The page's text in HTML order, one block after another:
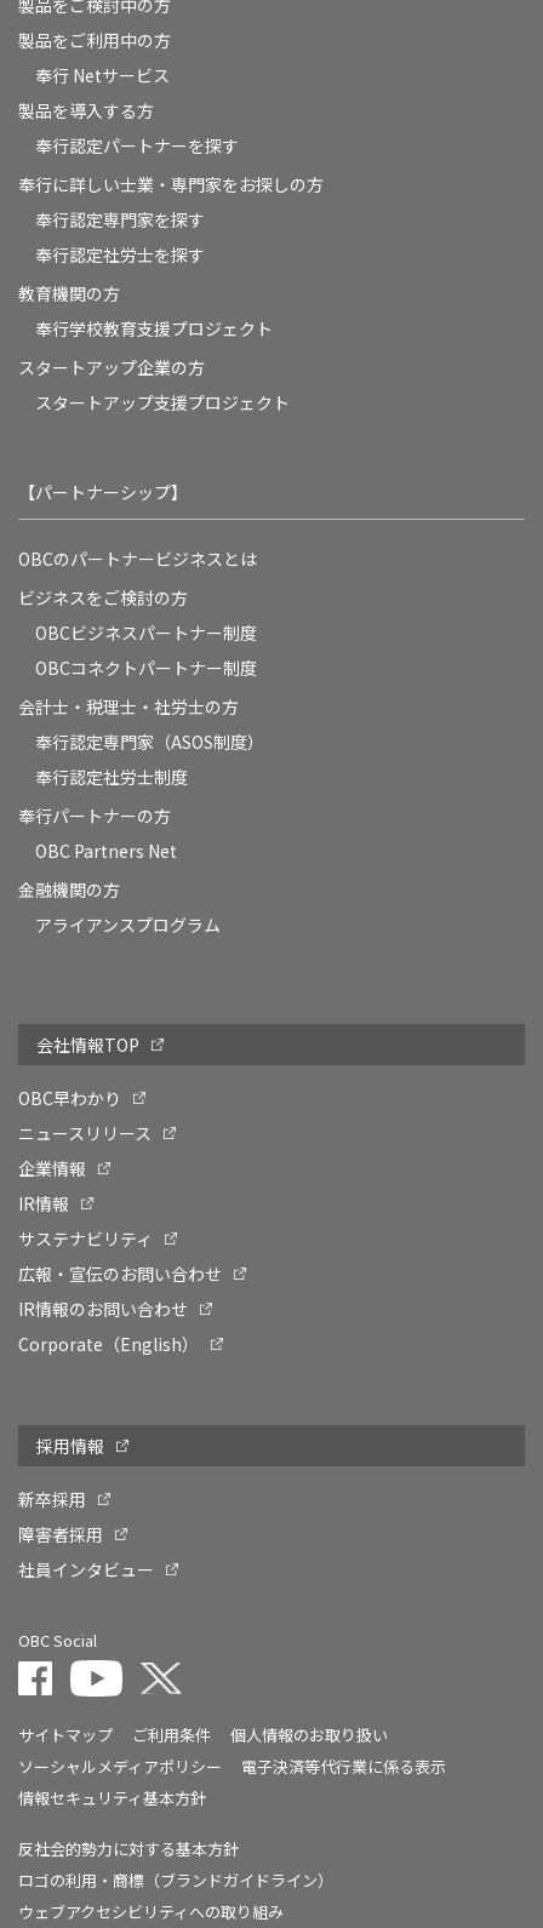
製品をご利用中の方
奉行 Netサービス
製品を導入する方
奉行認定パートナーを探す
奉行に詳しい士業・専門家をお探しの方
奉行認定専門家を探す
奉行認定社労士を探す
教育機関の方
奉⾏学校教育⽀援プロジェクト
スタートアップ企業の方
スタートアップ支援プロジェクト
【パートナーシップ】
OBCのパートナービジネスとは
ビジネスをご検討の方
OBCビジネスパートナー制度
OBCコネクトパートナー制度
会計士・税理士・社労士の方
奉行認定専門家（ASOS制度）
奉行認定社労士制度
奉行パートナーの方
OBC Partners Net
金融機関の方
アライアンスプログラム
会社情報TOP
OBC早わかり
ニュースリリース
企業情報
IR情報
サステナビリティ
広報・宣伝のお問い合わせ
IR情報のお問い合わせ
Corporate（English）
採用情報
新卒採用
障害者採用
社員インタビュー
OBC Social
サイトマップ ご利用条件
個人情報のお取り扱い
ソーシャルメディアポリシー
電子決済等代行業に係る表示
情報セキュリティ基本方針
反社会的勢力に対する基本方針
ロゴの利用・商標（ブランドガイドライン）
ウェブアクセシビリティへの取り組み